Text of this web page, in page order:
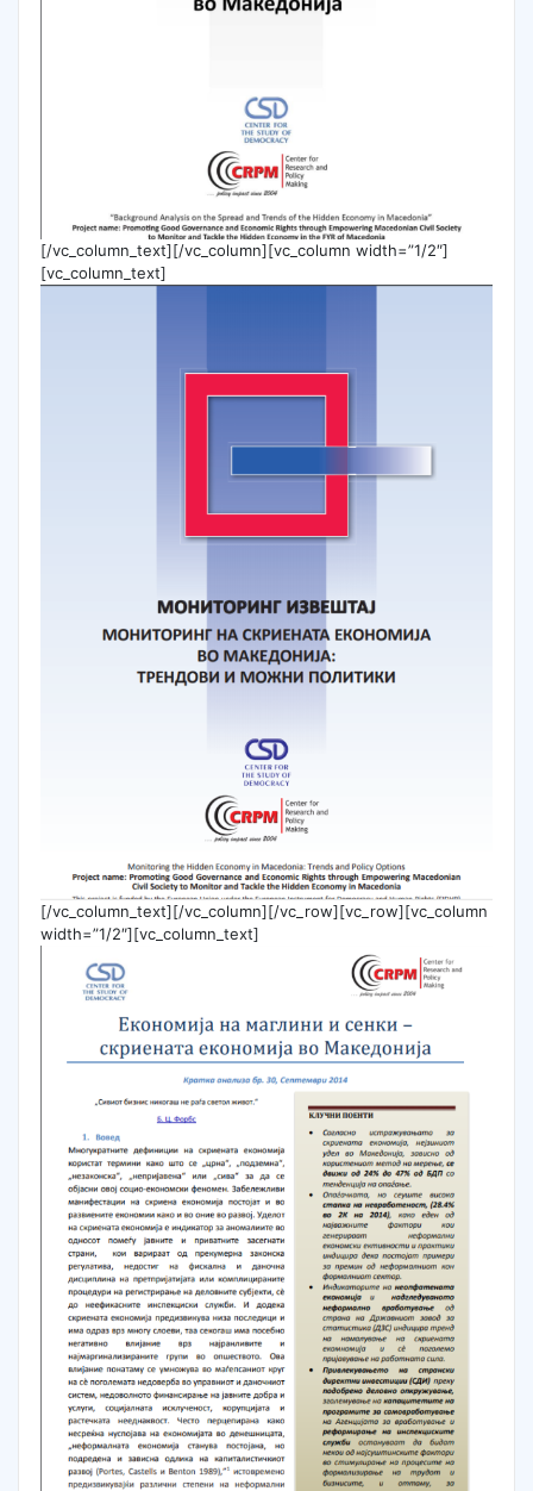
[/vc_column_text][/vc_column][vc_column width=”1/2″]
[vc_column_text]
[/vc_column_text][/vc_column][/vc_row][vc_row][vc_column
width=”1/2″][vc_column_text]